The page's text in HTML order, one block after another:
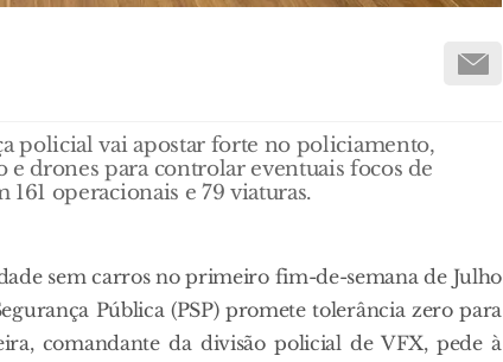
policial vai apostar forte no policiamento,
drones para controlar eventuais focos de
operacionais e 79 viaturas.
sem carros no primeiro fim-de-semana de Julho
Pública (PSP) promete tolerância zero para
comandante da divisão policial de VFX, pede à